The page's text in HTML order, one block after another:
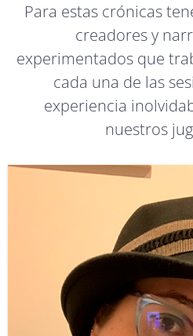
Para estas crónicas
creadores y
experimentados que
cada una de las
experiencia
nuestros